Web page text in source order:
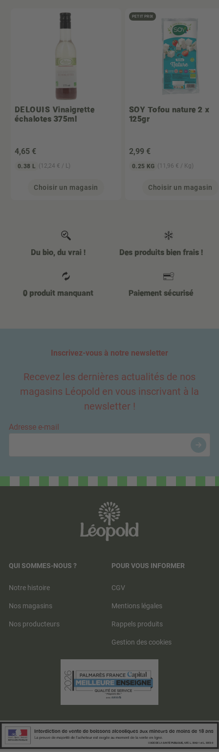
DELOUIS Vinaigrette
échalotes 375ml
4,65 €
0.38 L (12,24 € / L)
Choisir un magasin
PETIT PRIX
SOY Tofou nature 2 x
125gr
2,99 €
0.25 KG (11,96 € / Kg)
Choisir un magasin
Du bio, du vrai ! Des produits bien frais !
0 produit manquant Paiement sécurisé
Inscrivez-vous à notre newsletter
Recevez les dernières actualités de nos
magasins Léopold en vous inscrivant à la
newsletter !
Adresse e-mail
QUI SOMMES-NOUS ?
Notre histoire
Nos magasins
Nos producteurs
POUR VOUS INFORMER
CGV
Mentions légales
Rappels produits
Gestion des cookies